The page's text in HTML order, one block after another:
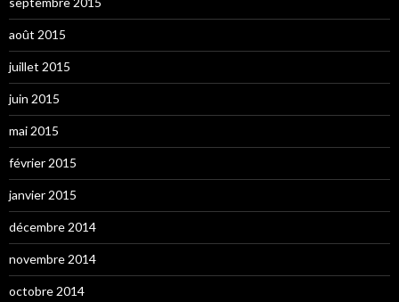
août 2015
juillet 2015
juin 2015
mai 2015
février 2015
janvier 2015
décembre 2014
novembre 2014
octobre 2014